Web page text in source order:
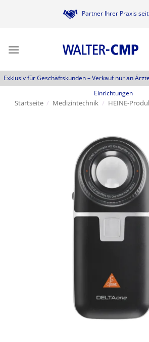
Partner Ihrer Praxis
Exklusiv für Geschäftskunden –Verkauf nur an
Einrichtungen
Startseite / Medizintechnik / HEINE-